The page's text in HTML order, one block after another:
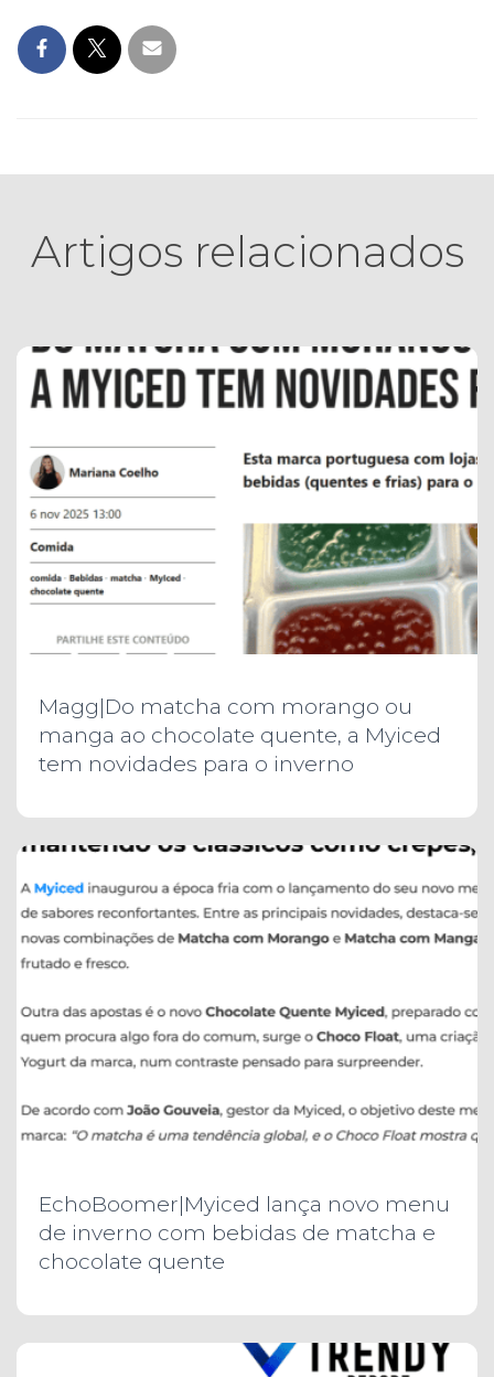
Artigos relacionados
Magg|Do matcha com morango ou
manga ao chocolate quente, a Myiced
tem novidades para o inverno
EchoBoomer|Myiced lança novo menu
de inverno com bebidas de matcha e
chocolate quente